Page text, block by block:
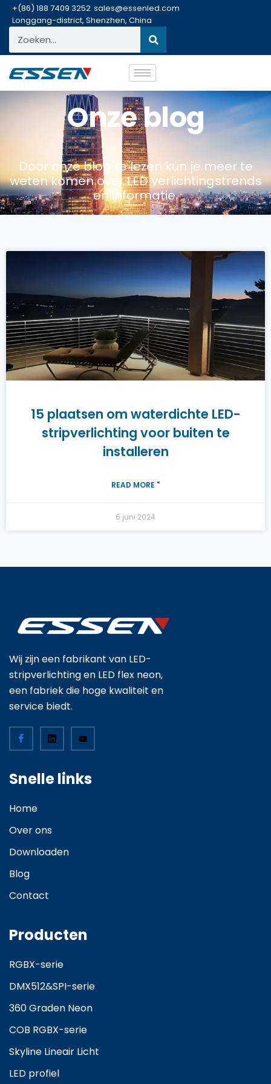
+(86) 188 7409 3252 sales@essenled.com
Longgang-district, Shenzhen, China
Onze blog
Door onze blog te lezen kun je meer te
weten komen over LED verlichtingstrends
en informatie.
15 plaatsen om waterdichte LED-
stripverlichting voor buiten te
installeren
READ MORE "
6 juni 2024
Wij zijn een fabrikant van LED-
stripverlichting en LED flex neon,
een fabriek die hoge kwaliteit en
service biedt.
Snelle links
Home
Over ons
Downloaden
Blog
Contact
Producten
RGBX-serie
DMX512&SPI-serie
360 Graden Neon
COB RGBX-serie
Skyline Lineair Licht
LED profiel